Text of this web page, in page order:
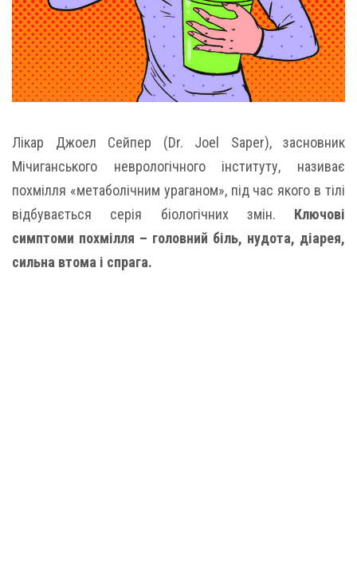
Лікар Джоел Сейпер (Dr. Joel Saper), засновник
Мічиганського неврологічного інституту, називає
похмілля «метаболічним ураганом», під час якого в тілі
відбувається серія біологічних змін. Ключові
симптоми похмілля – головний біль, нудота, діарея,
сильна втома і спрага.